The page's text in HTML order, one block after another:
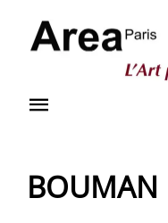
Toggle
BOUMAN